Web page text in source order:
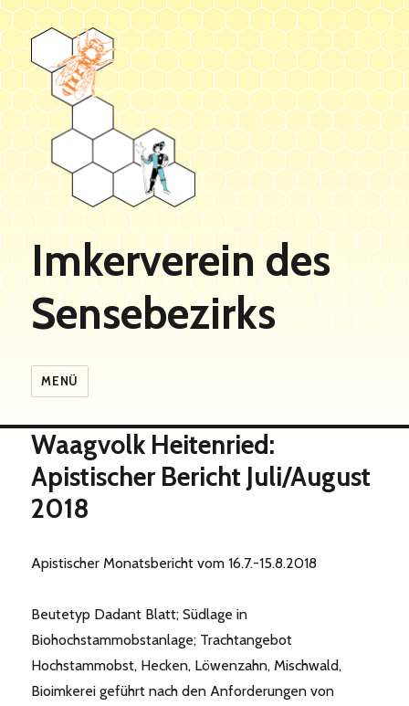
Imkerverein des
Sensebezirks
MENÜ
Waagvolk Heitenried:
Apistischer Bericht Juli/August
2018
Apistischer Monatsbericht vom 16.7.-15.8.2018
Beutetyp Dadant Blatt; Südlage in
Biohochstammobstanlage; Trachtangebot
Hochstammobst, Hecken, Löwenzahn, Mischwald,
Bioimkerei geführt nach den Anforderungen von